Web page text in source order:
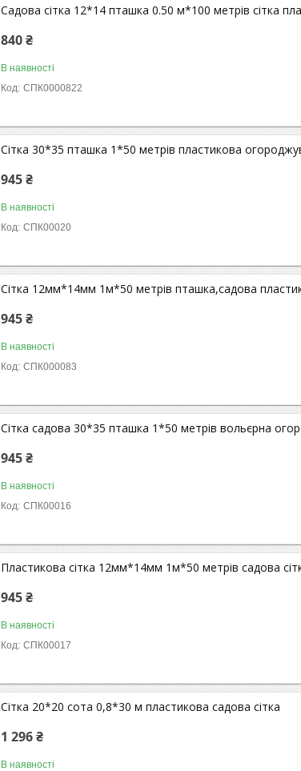
Садова сітка 12*14 пташка 0.50 м*100 метрів сітка
840 ₴
В наявності
СПК0000822
Сітка 30*35 пташка 1*50 метрів пластикова
945 ₴
В наявності
СПК00020
Сітка 12мм*14мм 1м*50 метрів пташка,садова
945 ₴
В наявності
СПК000083
Сітка садова 30*35 пташка 1*50 метрів вольєрна
945 ₴
В наявності
СПК00016
Пластикова сітка 12мм*14мм 1м*50 метрів садова
945 ₴
В наявності
СПК00017
Сітка 20*20 сота 0,8*30 м пластикова садова сітка
1 296 ₴
В наявності